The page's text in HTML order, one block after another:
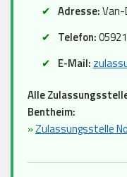
Adresse:Van-
Telefon:
E-Mail:
Alle
Bentheim:
»Zulassungsstelle